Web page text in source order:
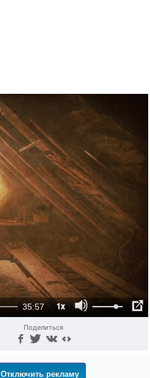
35:57 1x
Поделиться
Отключить рекламу